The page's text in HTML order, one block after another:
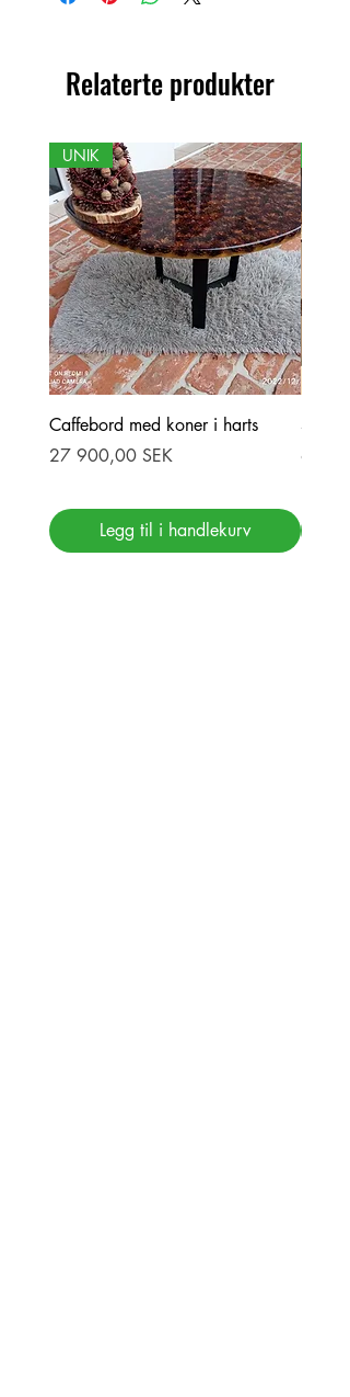
fargeendringer. Derfor kan det være
Relaterte produkter
UNIK
Caffebord med koner i harts
Pris
27 900,00 SEK
Legg til i handlekurv
Stor
Pris
69